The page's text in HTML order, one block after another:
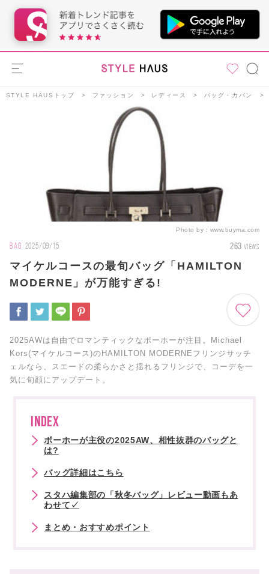
STYLE HAUSトップ ファッション レディース バッグ・カバン
Photo by： www.buyma.com
BAG 2025/09/15 263 VIEWS
マイケルコースの最旬バッグ「HAMILTON
MODERNE」が万能すぎる!
2025AWは自由でロマンティックなボーホーが注目。Michael
Kors(マイケルコース)のHAMILTON MODERNEフリンジサッチ
ェルなら、スエードの柔らかさと揺れるフリンジで、コーデを一
気に旬顔にアップデート。
INDEX
ボーホーが主役の2025AW、相性抜群のバッグと
は?
バッグ詳細はこちら
スタハ編集部の「秋冬バッグ」レビュー動画もあ
わせて✓
まとめ・おすすめポイント